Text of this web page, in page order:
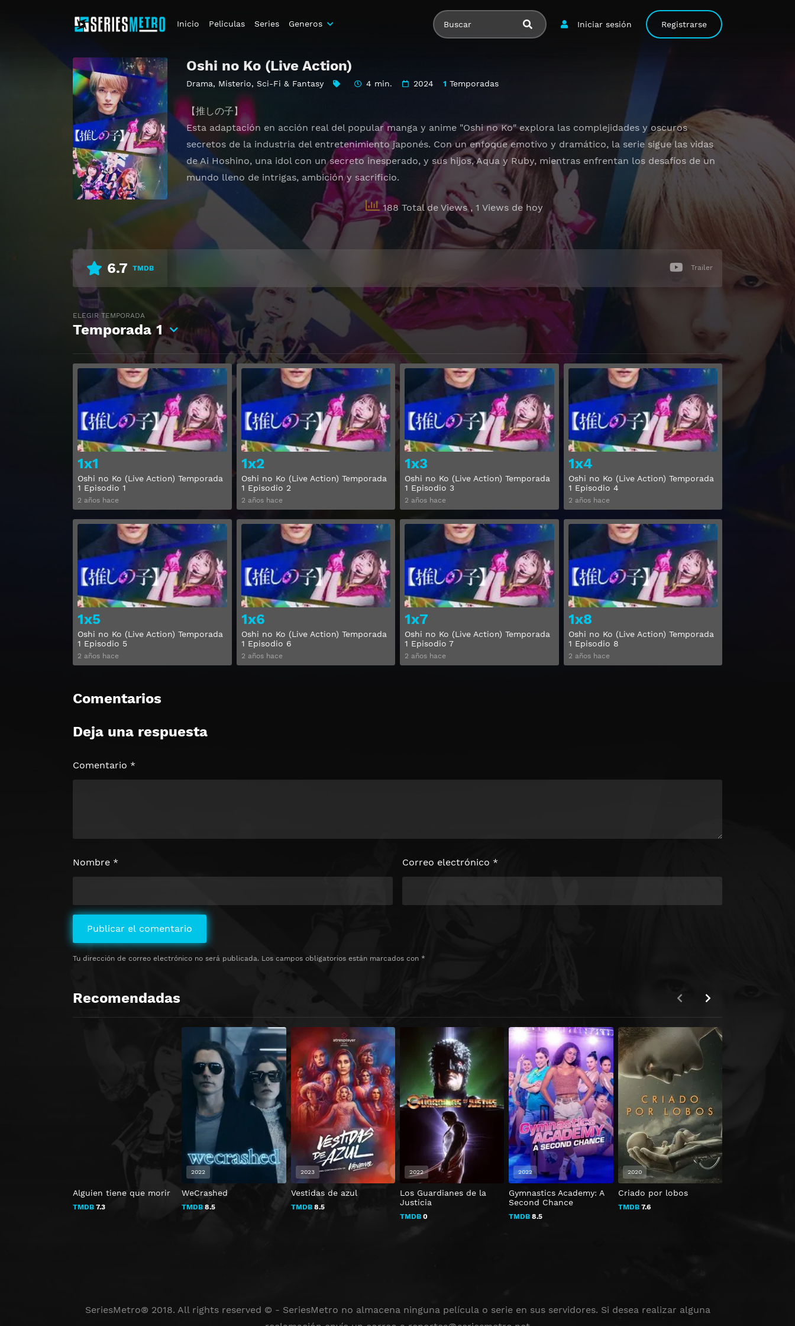
Iniciar sesión Registrarse
Inicio Peliculas Series Generos
Oshi no Ko (Live Action)
Drama, Misterio, Sci-Fi & Fantasy 4 min. 2024 1Temporadas
【推しの子】
Esta adaptación en acción real del popular manga y anime "Oshi no Ko" explora las complejidades y oscuros
secretos de la industria del entretenimiento japonés. Con un enfoque emotivo y dramático, la serie sigue las vidas
de Ai Hoshino, una idol con un secreto inesperado, y sus hijos, Aqua y Ruby, mientras enfrentan los desafíos de un
mundo lleno de intrigas, ambición y sacrificio.
188 Total de Views, 1 Views de hoy
6.7 TMDB Trailer
ELEGIR TEMPORADA
Temporada 1
1x1
Oshi no Ko (Live Action) Temporada
1 Episodio 1
2 años hace
1x2
Oshi no Ko (Live Action) Temporada
1 Episodio 2
2 años hace
1x3
Oshi no Ko (Live Action) Temporada
1 Episodio 3
2 años hace
1x4
Oshi no Ko (Live Action) Temporada
1 Episodio 4
2 años hace
1x5
Oshi no Ko (Live Action) Temporada
1 Episodio 5
2 años hace
1x6
Oshi no Ko (Live Action) Temporada
1 Episodio 6
2 años hace
1x7
Oshi no Ko (Live Action) Temporada
1 Episodio 7
2 años hace
1x8
Oshi no Ko (Live Action) Temporada
1 Episodio 8
2 años hace
Comentarios
Deja una respuesta
Tu dirección de correo electrónico no será publicada. Los campos obligatorios están marcados con *
Comentario *
Nombre * Correo electrónico *
Recomendadas
Alguien tiene que morir
TMDB 7.3
WeCrashed
TMDB 8.5
2022
Vestidas de azul
TMDB8.5
2023
Los Guardianes de la
Justicia
TMDB0
2022
Gymnastics Academy: A
Second Chance
TMDB 8.5
2022
Criado por lobos
TMDB7.6
2020
SeriesMetro® 2018. All rights reserved © - SeriesMetro no almacena ninguna película o serie en sus servidores. Si desea realizar alguna